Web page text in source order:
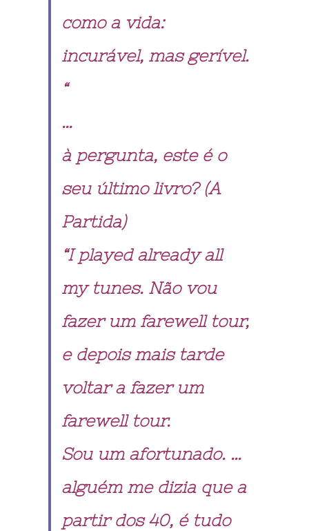
como a vida:
incurável, mas gerível.
“
…
à pergunta, este é o
seu último livro? (A
Partida)
“I played already all
my tunes. Não vou
fazer um farewell tour,
e depois mais tarde
voltar a fazer um
farewell tour.
Sou um afortunado. …
alguém me dizia que a
partir dos 40, é tudo